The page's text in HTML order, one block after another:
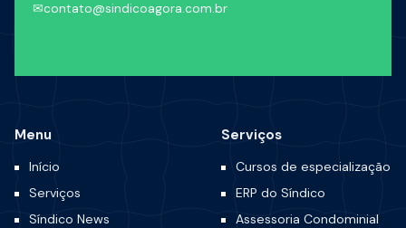
✉contato@sindicoagora.com.br
Menu
Início
Serviços
Síndico News
Serviços
Cursos de especialização
ERP do Síndico
Assessoria Condominial